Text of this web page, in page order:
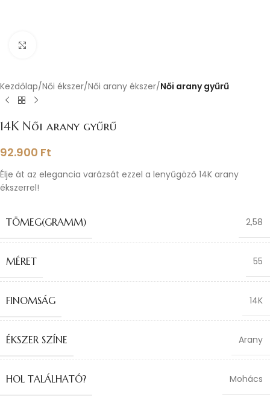
Kezdőlap Női ékszer Női arany ékszer Női arany gyűrű
14K Női arany gyűrű
92.900 Ft
Élje át az elegancia varázsát ezzel a lenyűgöző 14K arany
ékszerrel!
TÖMEG(GRAMM) 2,58
MÉRET 55
FINOMSÁG 14K
ÉKSZER SZÍNE Arany
HOL TALÁLHATÓ? Mohács